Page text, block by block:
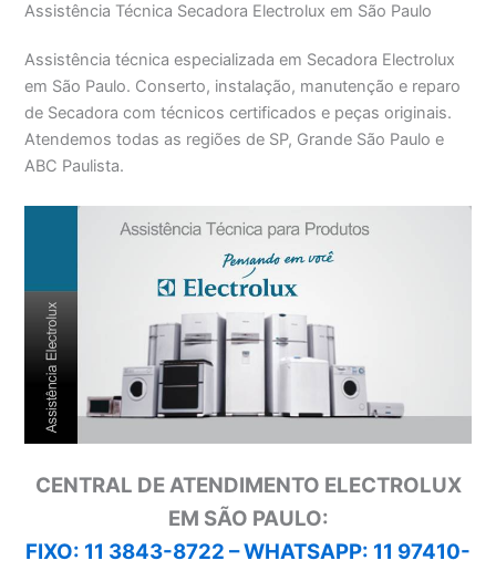
Assistência Técnica Secadora Electrolux em São Paulo
Assistência técnica especializada em Secadora Electrolux
em São Paulo. Conserto, instalação, manutenção e reparo
de Secadora com técnicos certificados e peças originais.
Atendemos todas as regiões de SP, Grande São Paulo e
ABC Paulista.
CENTRAL DE ATENDIMENTO ELECTROLUX
EM SÃO PAULO:
FIXO: 11 3843-8722 –WHATSAPP: 11 97410-